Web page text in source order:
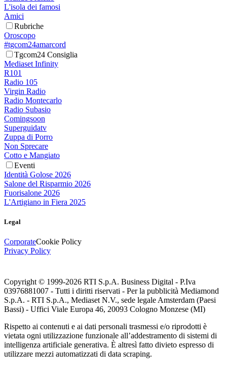
L'isola dei famosi
Amici
Rubriche
Oroscopo
#tgcom24amarcord
Tgcom24 Consiglia
Mediaset Infinity
R101
Radio 105
Virgin Radio
Radio Montecarlo
Radio Subasio
Comingsoon
Superguidatv
Zuppa di Porro
Non Sprecare
Cotto e Mangiato
Eventi
Identità Golose 2026
Salone del Risparmio 2026
Fuorisalone 2026
L'Artigiano in Fiera 2025
Legal
CorporateCookie Policy
Privacy Policy
Copyright © 1999-2026 RTI S.p.A. Business Digital - P.Iva
03976881007 - Tutti i diritti riservati - Per la pubblicità Mediamond
S.p.A. - RTI S.p.A., Mediaset N.V., sede legale Amsterdam (Paesi
Bassi) - Uffici Viale Europa 46, 20093 Cologno Monzese (MI)
Rispetto ai contenuti e ai dati personali trasmessi e/o riprodotti è
vietata ogni utilizzazione funzionale all’addestramento di sistemi di
intelligenza artificiale generativa. È altresì fatto divieto espresso di
utilizzare mezzi automatizzati di data scraping.